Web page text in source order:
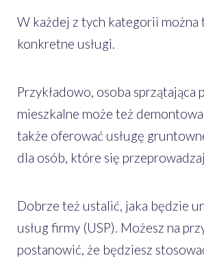
W każdej z tych kategorii można
konkretne usługi.
Przykładowo, osoba sprzątająca
mieszkalne może też
także oferować usługę
dla osób, które się
Dobrze też ustalić, jaka będzie
usług firmy (USP). Możesz na
postanowić, że będziesz